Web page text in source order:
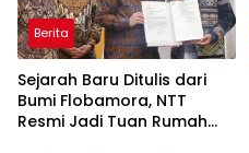
Berita
Sejarah Baru Ditulis dari
Bumi Flobamora, NTT
Resmi Jadi Tuan Rumah